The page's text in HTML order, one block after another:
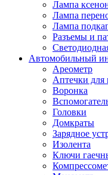
Лампа
Лампа
Лампа
Разъемы и
Автомобильный
Ареометр
Аптечки
Воронка
Головки
Домкраты
Зарядное
Изолента
Ключи